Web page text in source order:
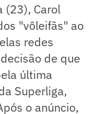
(23), Carol
"vôleifãs" ao
redes
de que
última
Superliga,
o anúncio,